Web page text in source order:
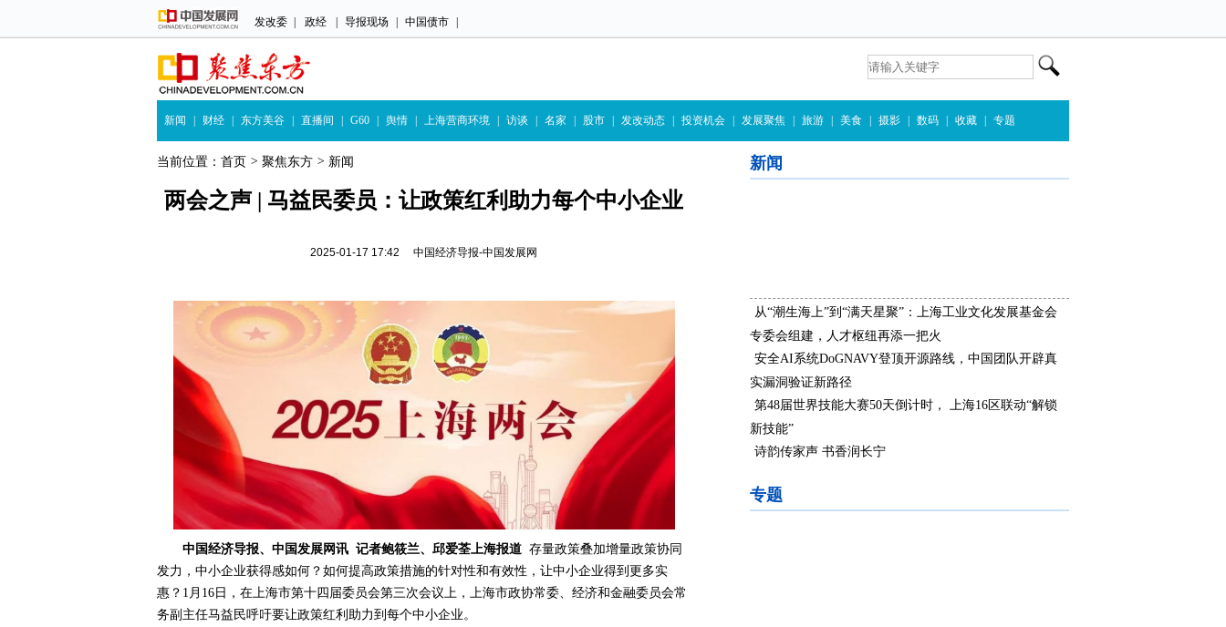
发改委 政经 导报现场 中国债市
新闻 财经 东方美谷 直播间 G60 舆情 上海营商环境 访谈 名家 股市 发改动态 投资机会 发展聚焦 旅游 美食 摄影 数码 收藏 专题
当前位置： 首页 > 聚焦东方 > 新闻
两会之声 | 马益民委员：让政策红利助力每个中小企业
2025-01-17 17:42 中国经济导报-中国发展网
中国经济导报、中国发展网讯 记者鲍筱兰、邱爱荃上海报道 存量政策叠加增量政策协同
发力，中小企业获得感如何？如何提高政策措施的针对性和有效性，让中小企业得到更多实
惠？1月16日，在上海市第十四届委员会第三次会议上，上海市政协常委、经济和金融委员会常
务副主任马益民呼吁要让政策红利助力到每个中小企业。
新闻
从“潮生海上”到“满天星聚”：上海工业文化发展基金会
专委会组建，人才枢纽再添一把火
安全AI系统DoGNAVY登顶开源路线，中国团队开辟真
实漏洞验证新路径
第48届世界技能大赛50天倒计时， 上海16区联动“解锁
新技能”
诗韵传家声 书香润长宁
专题